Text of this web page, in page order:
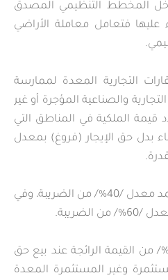
المخطط التنظيمي المصدق
عليها فتعامل معاملة الأراضي
التجارية المعدة لممارسة
والصناعية المؤجرة أو غير
قيمة الملكية في المناطق التي
بدل حق الإيجار (فروغ) بمعدل
ز- في حال بيع حق الرقبة يعتمد معدل /40%/ من الضريبة، وفي
أ- تعتمد نسبة /90%/ من القيمة الرائجة عند بيع حق
وغير المستثمرة المعدة